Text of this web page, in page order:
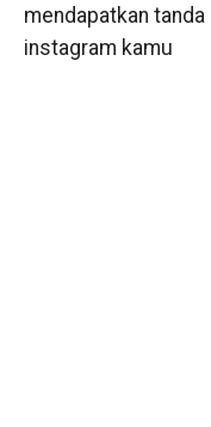
mendapatkan tanda
instagram kamu